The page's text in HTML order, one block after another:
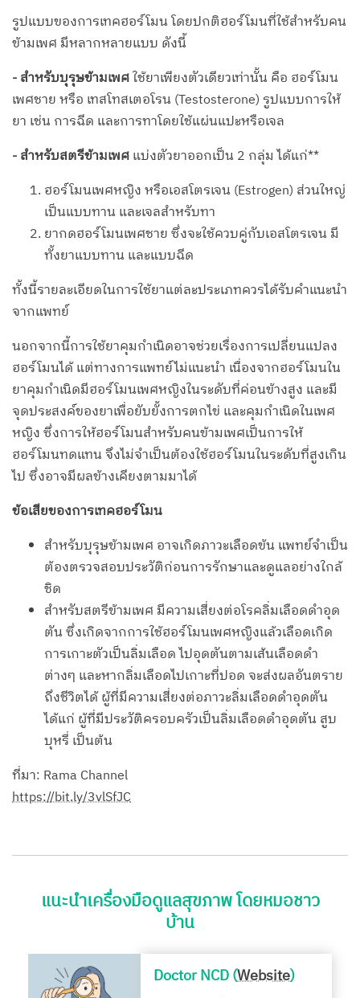
รูปแบบของการเทคฮอร์โมน โดยปกติฮอร์โมนที่ใช้สำหรับคน
ข้ามเพศ มีหลากหลายแบบ ดังนี้
- สำหรับบุรุษข้ามเพศใช้ยาเพียงตัวเดียวเท่านั้น คือ ฮอร์โมน
เพศชาย หรือ เทสโทสเตอโรน (Testosterone) รูปแบบการให้
ยา เช่น การฉีด และการทาโดยใช้แผ่นแปะหรือเจล
- สำหรับสตรีข้ามเพศแบ่งตัวยาออกเป็น 2 กลุ่ม ได้แก่**
ฮอร์โมนเพศหญิง หรือเอสโตรเจน (Estrogen) ส่วนใหญ่
เป็นแบบทาน และเจลสำหรับทา
ยากดฮอร์โมนเพศชาย ซึ่งจะใช้ควบคู่กับเอสโตรเจน มี
ทั้งยาแบบทาน และแบบฉีด
ทั้งนี้รายละเอียดในการใช้ยาแต่ละประเภทควรได้รับคำแนะนำ
จากแพทย์
นอกจากนี้การใช้ยาคุมกำเนิดอาจช่วยเรื่องการเปลี่ยนแปลง
ฮอร์โมนได้ แต่ทางการแพทย์ไม่แนะนำ เนื่องจากฮอร์โมนใน
ยาคุมกำเนิดมีฮอร์โมนเพศหญิงในระดับที่ค่อนข้างสูง และมี
จุดประสงค์ของยาเพื่อยับยั้งการตกไข่ และคุมกำเนิดในเพศ
หญิง ซึ่งการให้ฮอร์โมนสำหรับคนข้ามเพศเป็นการให้
ฮอร์โมนทดแทน จึงไม่จำเป็นต้องใช้ฮอร์โมนในระดับที่สูงเกิน
ไป ซึ่งอาจมีผลข้างเคียงตามมาได้
ข้อเสียของการเทคฮอร์โมน
สำหรับบุรุษข้ามเพศ อาจเกิดภาวะเลือดข้น แพทย์จำเป็น
ต้องตรวจสอบประวัติก่อนการรักษาและดูแลอย่างใกล้
ชิด
สำหรับสตรีข้ามเพศ มีความเสี่ยงต่อโรคลิ่มเลือดดำอุด
ตัน ซึ่งเกิดจากการใช้ฮอร์โมนเพศหญิงแล้วเลือดเกิด
การเกาะตัวเป็นลิ่มเลือด ไปอุดตันตามเส้นเลือดดำ
ต่างๆ และหากลิ่มเลือดไปเกาะที่ปอด จะส่งผลอันตราย
ถึงชีวิตได้ ผู้ที่มีความเสี่ยงต่อภาวะลิ่มเลือดดำอุดตัน
ได้แก่ ผู้ที่มีประวัติครอบครัวเป็นลิ่มเลือดดำอุดตัน สูบ
บุหรี่ เป็นต้น
ที่มา: Rama Channel
https://bit.ly/3vlSfJC
แนะนำเครื่องมือดูแลสุขภาพ โดยหมอชาว
บ้าน
Doctor NCD (Website)